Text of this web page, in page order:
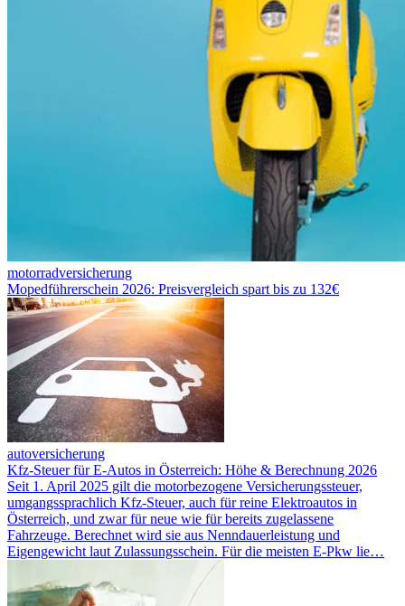
motorradversicherung
Mopedführerschein 2026: Preisvergleich spart bis zu 132€
autoversicherung
Kfz-Steuer für E-Autos in Österreich: Höhe & Berechnung 2026
Seit 1. April 2025 gilt die motorbezogene Versicherungssteuer,
umgangssprachlich Kfz-Steuer, auch für reine Elektroautos in
Österreich, und zwar für neue wie für bereits zugelassene
Fahrzeuge. Berechnet wird sie aus Nenndauerleistung und
Eigengewicht laut Zulassungsschein. Für die meisten E-Pkw lie…